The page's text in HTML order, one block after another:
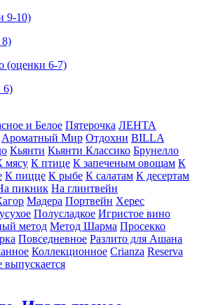
9-10)
(оценки 6-7)
6)
и Белое Пятерочка ЛЕНТА
Ароматный Мир Отдохни BILLA
Кьянти Кьянти Классико Брунелло
мясу К птице К запеченым овощам К
К пицце К рыбе К салатам К десертам
пикник На глинтвейн
Мадера Портвейн Херес
Полусладкое Игристое вино
метод Метод Шарма Просекко
Повседневное Разлито для Ашана
Коллекционное Crianza Reserva
выпускается